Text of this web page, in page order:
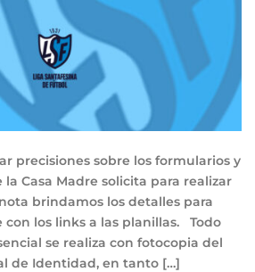
precisiones sobre los formularios y
Casa Madre solicita para realizar
brindamos los detalles para
los links a las planillas. Todo
se realiza con fotocopia del
de Identidad, en tanto […]